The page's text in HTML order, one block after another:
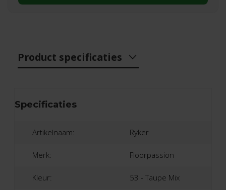
Product specificaties
Specificaties
Artikelnaam: Ryker
Merk: Floorpassion
Kleur: 53 - Taupe Mix